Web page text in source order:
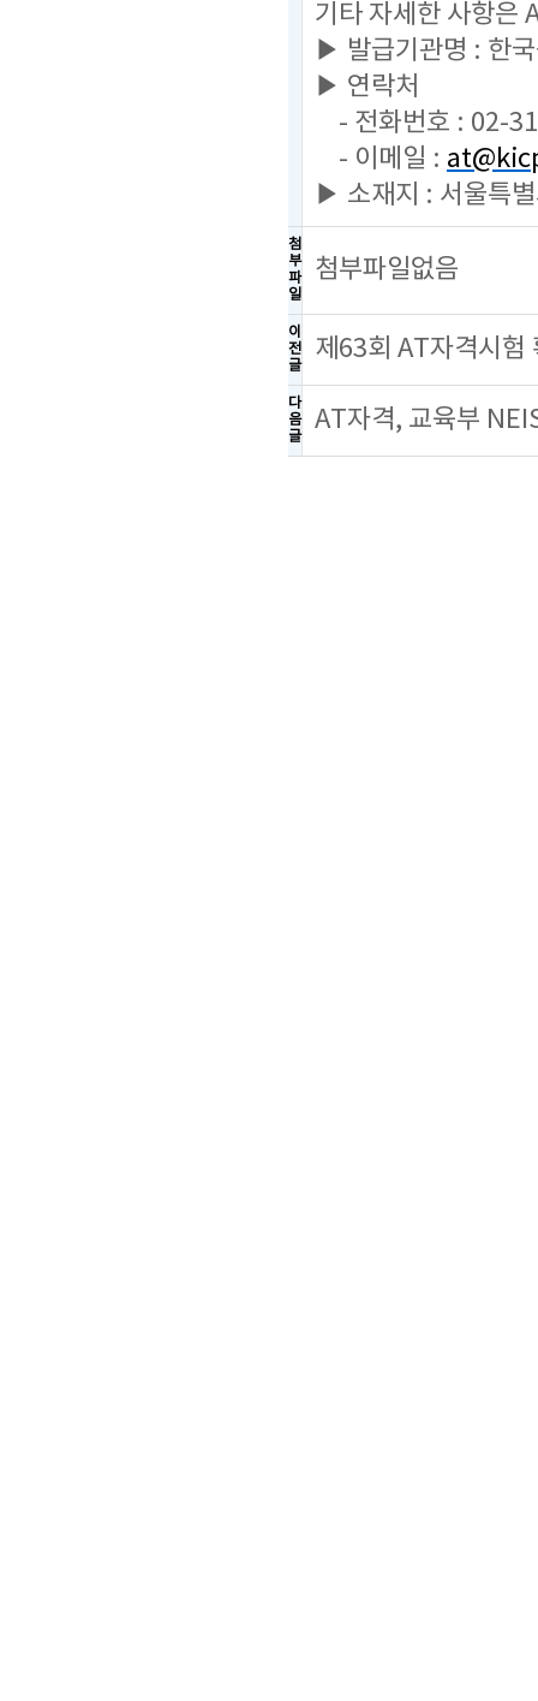
기타 자세한 사항은
▶ 발급기관명 : 한
▶ 연락처
- 전화번호 : 02-
- 이메일 :
▶ 소재지 : 서울특
첨
부
파
일
첨부파일없음
이
전
글
제63회 AT자격시험
다
음
글
AT자격, 교육부